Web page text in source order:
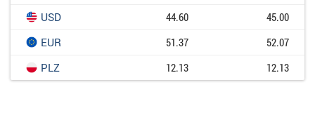
USD 44.60
45.00
EUR
51.37
52.07
PLZ
12.13 12.13